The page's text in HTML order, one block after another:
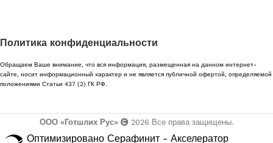
Политика конфиденциальности
Обращаем Ваше внимание, что вся информация, размещенная на данном интернет-
сайте, носит информационный характер и не является публичной офертой, определяемой
положениями Статьи 437 (2) ГК РФ.
ООО «Готшлих Рус» 2026 Все права защищены.
Оптимизировано Серафинит - Акселератор